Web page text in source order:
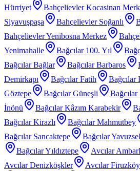
Hürriyet
Bahçelievler Kocasinan
Siyavuşpaşa
Bahçelievler Soğanlı
Bahçelievler Yenibosna Merkez
Yenimahalle
Bağcılar 100. Yıl
Bağcılar Bağlar
Bağcılar Barbaros
Demirkapı
Bağcılar Fatih Bağcılar
Göztepe
Bağcılar Güneşli
İnönü
Bağcılar Kâzım Karabekir
Bağcılar Kirazlı
Bağcılar Mahmutbey
Bağcılar Sancaktepe
Bağcılar
Bağcılar Yıldıztepe
Avcılar
Avcılar Denizköşkler
Avcılar Firuzköy